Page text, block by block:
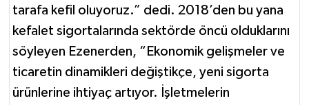
tarafa kefil oluyoruz.” dedi. 2018’den bu yana
kefalet sigortalarında sektörde öncü olduklarını
söyleyen Ezenerden, “Ekonomik gelişmeler ve
ticaretin dinamikleri değiştikçe, yeni sigorta
ürünlerine ihtiyaç artıyor. İşletmelerin